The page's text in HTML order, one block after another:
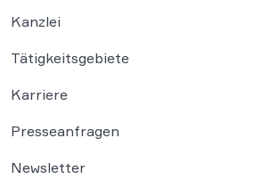
Kanzlei
Tätigkeitsgebiete
Karriere
Presseanfragen
Newsletter